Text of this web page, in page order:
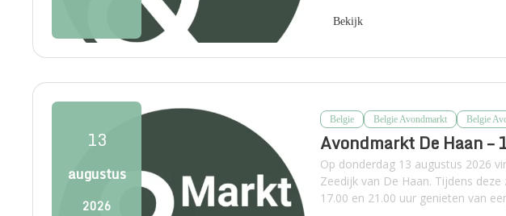
Bekijk
13
augustus
2026
Belgie Belgie Avondmarkt Belgie
Avondmarkt De Haan –
Op donderdag 13 augustus 2026
Zeedijk van De Haan. Tijdens
17.00 en 21.00 uur genieten van